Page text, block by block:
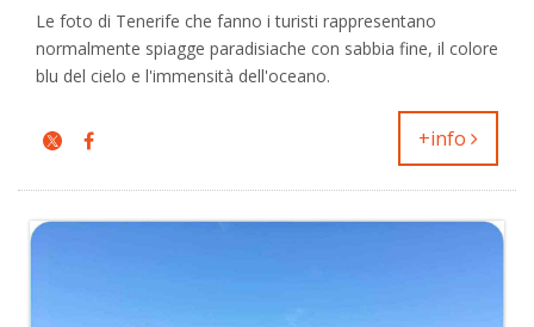
Le foto di Tenerife che fanno i turisti rappresentano
normalmente spiagge paradisiache con sabbia fine, il colore
blu del cielo e l'immensità dell'oceano.
+info